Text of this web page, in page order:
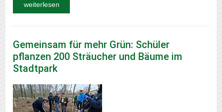
weiterlesen
Gemeinsam für mehr Grün: Schüler
pflanzen 200 Sträucher und Bäume im
Stadtpark